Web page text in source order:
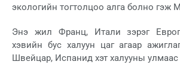
экологийн тогтолцоо алга болно гэж
Энэ жил Франц, Итали зэрэг
хэвийн бус халуун цаг агаар
Швейцар, Испанид хэт халууны улмаас